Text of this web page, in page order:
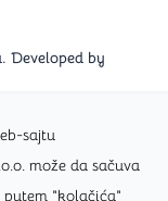
sajtu
može da sačuva
"kolačića"
Developed by